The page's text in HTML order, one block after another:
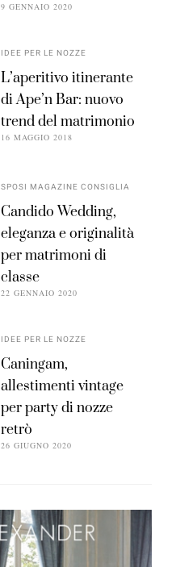
9 GENNAIO 2020
IDEE PER LE NOZZE
L’aperitivo itinerante
di Ape’n Bar: nuovo
trend del matrimonio
16 MAGGIO 2018
SPOSI MAGAZINE CONSIGLIA
Candido Wedding,
eleganza e originalità
per matrimoni di
classe
22 GENNAIO 2020
IDEE PER LE NOZZE
Caningam,
allestimenti vintage
per party di nozze
retrò
26 GIUGNO 2020